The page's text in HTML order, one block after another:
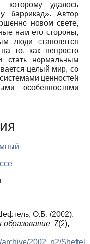
которому удалось
баррикад». Автор
новом свете,
нам его стороны,
люди становятся
то, как непросто
стать нормальным
целый мир, со
ценностей
особенностями
О.Б. (2002).
образование, 7(2),
2002_n2/Sheftel